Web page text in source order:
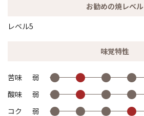
お勧めの焼レベル
レベル5
味覚特性
苦味 弱 ● ● ● ●
酸味
弱 ● ● ● ●
コク
弱 ● ● ● ●